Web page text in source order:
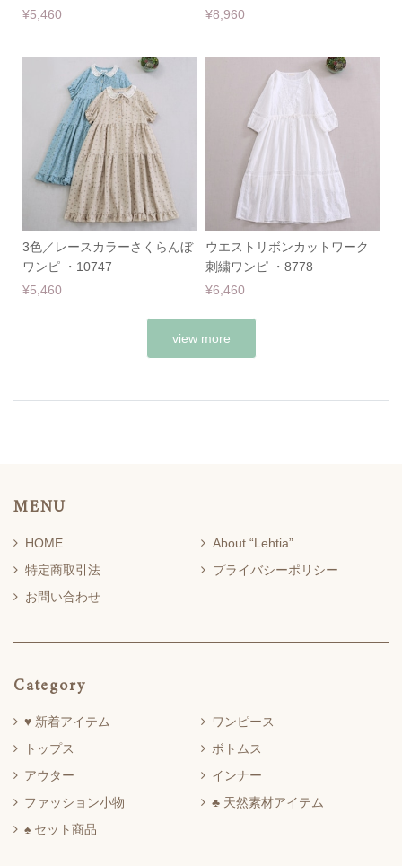
¥5,460
¥8,960
3色／レースカラーさくらんぼ
ワンピ ・10747
¥5,460
ウエストリボンカットワーク
刺繍ワンピ ・8778
¥6,460
view more
MENU
HOME
About “Lehtia”
特定商取引法
プライバシーポリシー
お問い合わせ
Category
♥ 新着アイテム
ワンピース
トップス
ボトムス
アウター
インナー
ファッション小物
♣ 天然素材アイテム
♠ セット商品